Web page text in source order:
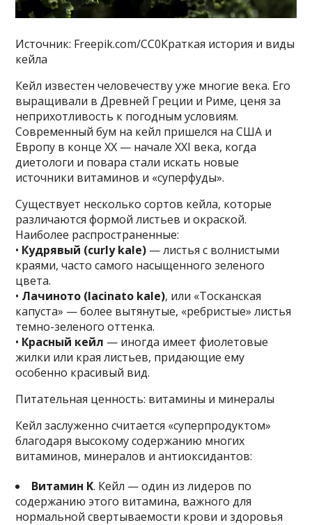
Источник: Freepik.com/CC0Краткая история и виды
кейла
Кейл известен человечеству уже многие века. Его
выращивали в Древней Греции и Риме, ценя за
неприхотливость к погодным условиям.
Современный бум на кейл пришелся на США и
Европу в конце XX — начале XXI века, когда
диетологи и повара стали искать новые
источники витаминов и «суперфуды».
Существует несколько сортов кейла, которые
различаются формой листьев и окраской.
Наиболее распространенные:
• Кудрявый (curly kale) — листья с волнистыми
краями, часто самого насыщенного зеленого
цвета.
• Лачиното (lacinato kale), или «Тосканская
капуста» — более вытянутые, «ребристые» листья
темно-зеленого оттенка.
• Красный кейл — иногда имеет фиолетовые
жилки или края листьев, придающие ему
особенно красивый вид.
Питательная ценность: витамины и минералы
Кейл заслуженно считается «суперпродуктом»
благодаря высокому содержанию многих
витаминов, минералов и антиоксидантов:
Витамин K. Кейл — один из лидеров по
содержанию этого витамина, важного для
нормальной свертываемости крови и здоровья